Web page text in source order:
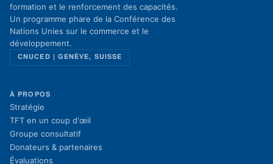
formation et le renforcement des capacités.
Un programme phare de la Conférence des
Nations Unies sur le commerce et le
développement.
CNUCED | GENÈVE, SUISSE
À PROPOS
Stratégie
TFT en un coup d'œil
Groupe consultatif
Donateurs & partenaires
Évaluations